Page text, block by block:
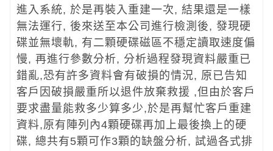
進入系統, 於是再裝入重建一次, 結果還是一樣
無法運行, 後來送至本公司進行檢測後, 發現硬
碟並無壞軌, 有二顆硬碟磁區不穩定讀取速度偏
慢, 再進行參數分析, 分析過程發現資料嚴重已
錯亂,恐有許多資料會有破損的情況, 原已告知
客戶因破損嚴重所以退件放棄救援 ,但由於客戶
要求盡量能救多少算多少,於是再幫忙客戶重建
資料,原有陣列內4顆硬碟再加上最後換上的硬
碟, 總共有5顆可作3顆的缺盤分析, 試過各式排